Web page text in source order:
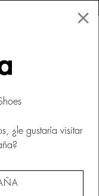
×
¿le gustaría visitar